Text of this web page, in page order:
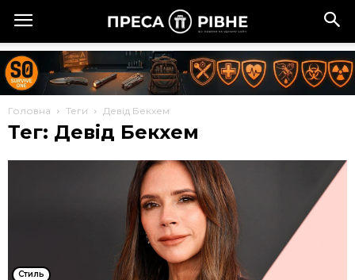
Головна Теги Девід Бекхем
Тег: Девід Бекхем
Стиль